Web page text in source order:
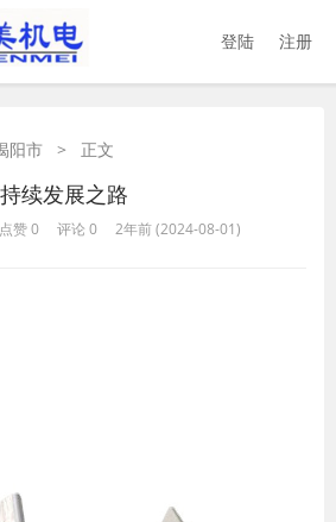
登陆 注册
阳市 > 正文
续发展之路
点赞 0 评论 0 2年前 (2024-08-01)